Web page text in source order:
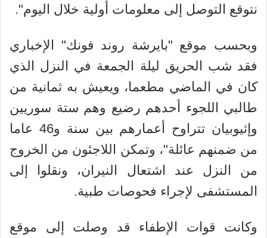
نتوقع التوصل إلى معلومات أولية خلال اليوم".
وبحسب موقع "بايرشة روند فونك" الإخباري
فقد شب الحريق ليلة الجمعة في النزل الذي
كان في الماضي مطعما، ويعيش به ثمانية من
طالبي اللجوء أحدهم رضيع وهم ستة سوريين
وإثيوبيان تتراوح أعمارهم بين سنة و46 عاما
من ضمنهم عائلة"، وتمكن اللاجئون من الخروج
من النزل عند اشتعال النيران، ونقلوا إلى
المستشفى لإجراء فحوصات طبية.
وكانت قوات الإطفاء قد وصلت إلى موقع